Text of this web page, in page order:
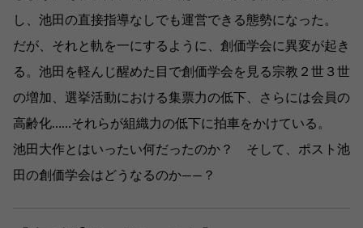
し、池田の直接指導なしでも運営できる態勢になった。
だが、それと軌を一にするように、創価学会に異変が起き
る。池田を軽んじ醒めた目で創価学会を見る宗教２世３世
の増加、選挙活動における集票力の低下、さらには会員の
高齢化……それらが組織力の低下に拍車をかけている。
池田大作とはいったい何だったのか？ そして、ポスト池
田の創価学会はどうなるのか――？